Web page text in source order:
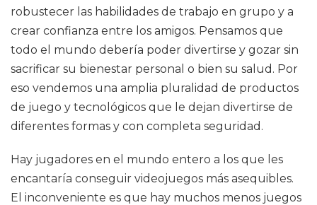
robustecer las habilidades de trabajo en grupo y a
crear confianza entre los amigos. Pensamos que
todo el mundo debería poder divertirse y gozar sin
sacrificar su bienestar personal o bien su salud. Por
eso vendemos una amplia pluralidad de productos
de juego y tecnológicos que le dejan divertirse de
diferentes formas y con completa seguridad.
Hay jugadores en el mundo entero a los que les
encantaría conseguir videojuegos más asequibles.
El inconveniente es que hay muchos menos juegos